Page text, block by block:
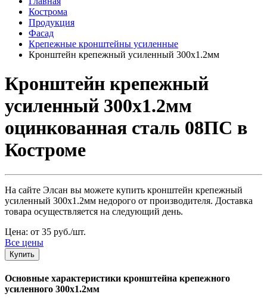
Кострома
Продукция
Фасад
Крепежные кронштейны усиленные
Кронштейн крепежный усиленный 300х1.2мм
Кронштейн крепежный
усиленный 300х1.2мм
оцинкованная сталь 08ПС в
Костроме
На сайте Элсан вы можете купить кронштейн крепежный
усиленный 300х1.2мм недорого от производителя. Доставка
товара осуществляется на следующий день.
Цена: от 35 руб./шт.
Все цены
Купить
Основные характеристики кронштейна крепежного
усиленного 300х1.2мм